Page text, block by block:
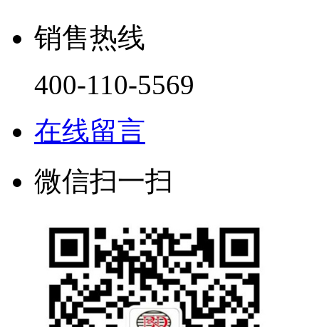
销售热线
400-110-5569
在线留言
微信扫一扫